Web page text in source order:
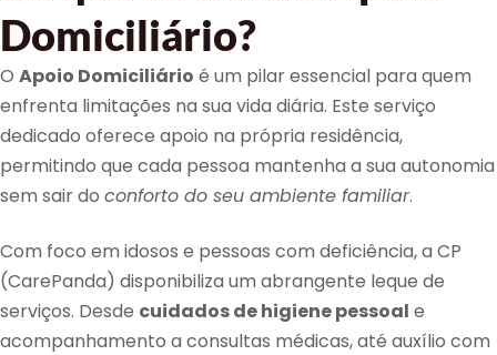
Domiciliário?
O Apoio Domiciliário é um pilar essencial para quem
enfrenta limitações na sua vida diária. Este serviço
dedicado oferece apoio na própria residência,
permitindo que cada pessoa mantenha a sua autonomia
sem sair do conforto do seu ambiente familiar.
Com foco em idosos e pessoas com deficiência, a CP
(CarePanda) disponibiliza um abrangente leque de
serviços. Desde cuidados de higiene pessoal e
acompanhamento a consultas médicas, até auxílio com